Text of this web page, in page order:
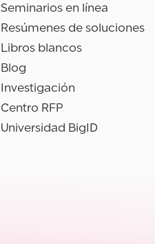
Seminarios en línea
Resúmenes de soluciones
Libros blancos
Blog
Investigación
Centro RFP
Universidad BigID